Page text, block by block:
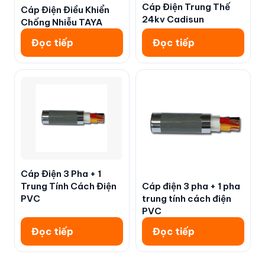
Cáp Điện Điều Khiển
Chống Nhiễu TAYA
Đọc tiếp
Cáp Điện Trung Thế
24kv Cadisun
Đọc tiếp
Cáp Điện 3 Pha + 1
Trung Tính Cách Điện
PVC
Đọc tiếp
Cáp điện 3 pha + 1 pha
trung tính cách điện
PVC
Đọc tiếp